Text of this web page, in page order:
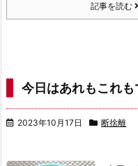
記事を読む
今日はあれもこれも
2023年10月17日 断捨離